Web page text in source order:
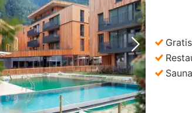
Vorheriges Bild Nächstes
Sauna